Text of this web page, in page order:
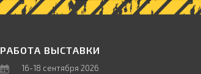
РАБОТА ВЫСТАВКИ
16-18 сентября 2026